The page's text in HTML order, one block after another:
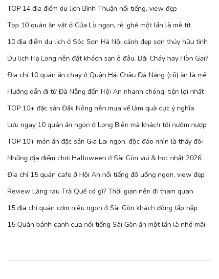
TOP 14 địa điểm du lịch Bình Thuận nổi tiếng, view đẹp
Top 10 quán ăn vặt ở Cửa Lò ngon, rẻ, ghé một lần là mê tít
10 địa điểm du lịch ở Sóc Sơn Hà Nội cảnh đẹp sơn thủy hữu tình
Du lịch Hạ Long nên đặt khách sạn ở đâu, Bãi Cháy hay Hòn Gai?
Địa chỉ 10 quán ăn chay ở Quận Hải Châu Đà Nẵng (cũ) ăn là mê
Hướng dẫn đi từ Đà Nẵng đến Hội An nhanh chóng, tiện lợi nhất
TOP 10+ đặc sản Đắk Nông nên mua về làm quà cực ý nghĩa
Lưu ngay 10 quán ăn ngon ở Long Biên mà khách tới nườm nượp
TOP 10+ món ăn đặc sản Gia Lai ngon, độc đáo nhìn là thấy đói
Những địa điểm chơi Halloween ở Sài Gòn vui & hot nhất 2026
Địa chỉ 15 quán cafe ở Hội An nổi tiếng đồ uống ngon, view đẹp
Review Làng rau Trà Quế có gì? Thời gian nên đi tham quan
15 địa chỉ quán cơm niêu ngon ở Sài Gòn khách đông tấp nập
15 Quán bánh canh cua nổi tiếng Sài Gòn ăn một lần là nhớ mãi